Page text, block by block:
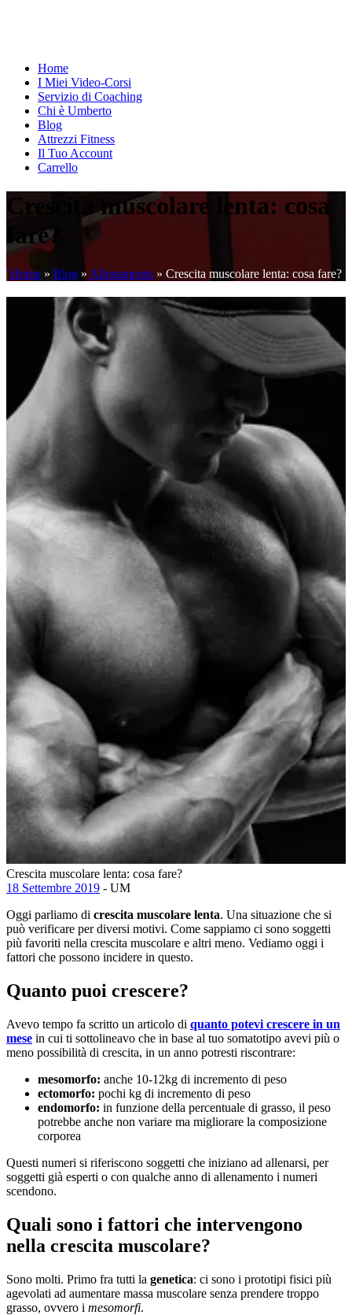
Home
I Miei Video-Corsi
Servizio di Coaching
Chi è Umberto
Blog
Attrezzi Fitness
Il Tuo Account
Carrello
Crescita muscolare lenta: cosa
fare?
Home » Blog » Allenamento » Crescita muscolare lenta: cosa fare?
Crescita muscolare lenta: cosa fare?
18 Settembre 2019 - UM
Oggi parliamo di crescita muscolare lenta. Una situazione che si
può verificare per diversi motivi. Come sappiamo ci sono soggetti
più favoriti nella crescita muscolare e altri meno. Vediamo oggi i
fattori che possono incidere in questo.
Quanto puoi crescere?
Avevo tempo fa scritto un articolo di quanto potevi crescere in un
mese in cui ti sottolineavo che in base al tuo somatotipo avevi più o
meno possibilità di crescita, in un anno potresti riscontrare:
mesomorfo: anche 10-12kg di incremento di peso
ectomorfo: pochi kg di incremento di peso
endomorfo: in funzione della percentuale di grasso, il peso
potrebbe anche non variare ma migliorare la composizione
corporea
Questi numeri si riferiscono soggetti che iniziano ad allenarsi, per
soggetti già esperti o con qualche anno di allenamento i numeri
scendono.
Quali sono i fattori che intervengono
nella crescita muscolare?
Sono molti. Primo fra tutti la genetica: ci sono i prototipi fisici più
agevolati ad aumentare massa muscolare senza prendere troppo
grasso, ovvero i mesomorfi.